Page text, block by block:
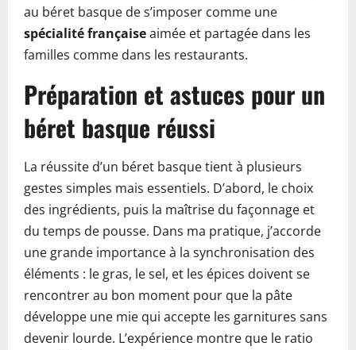
au béret basque de s’imposer comme une
spécialité françaiseaimée et partagée dans les
familles comme dans les restaurants.
Préparation et astuces pour un
béret basque réussi
La réussite d’un béret basque tient à plusieurs
gestes simples mais essentiels. D’abord, le choix
des ingrédients, puis la maîtrise du façonnage et
du temps de pousse. Dans ma pratique, j’accorde
une grande importance à la synchronisation des
éléments : le gras, le sel, et les épices doivent se
rencontrer au bon moment pour que la pâte
développe une mie qui accepte les garnitures sans
devenir lourde. L’expérience montre que le ratio